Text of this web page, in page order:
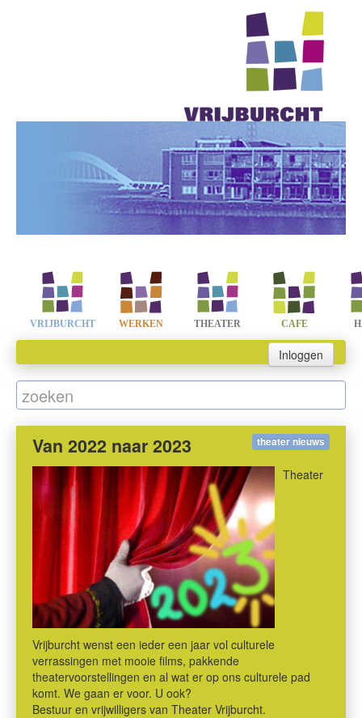
VRIJBURCHT WERKEN THEATER CAFE
Inloggen
Van 2022 naar 2023 theater nieuws
Theater
Vrijburcht wenst een ieder een jaar vol culturele
verrassingen met mooie films, pakkende
theatervoorstellingen en al wat er op ons culturele pad
komt. We gaan er voor. U ook?
Bestuur en vrijwilligers van Theater Vrijburcht.